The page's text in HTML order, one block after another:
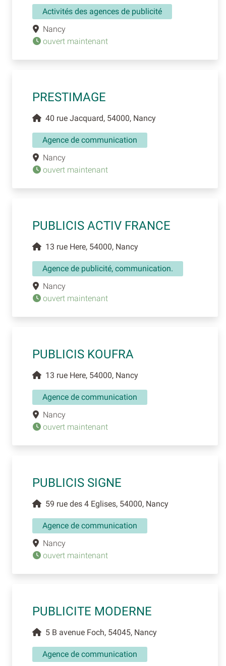
Activités des agences de publicité
Nancy
ouvert maintenant
PRESTIMAGE
40 rue Jacquard, 54000, Nancy
Agence de communication
Nancy
ouvert maintenant
PUBLICIS ACTIV FRANCE
13 rue Here, 54000, Nancy
Agence de publicité, communication.
Nancy
ouvert maintenant
PUBLICIS KOUFRA
13 rue Here, 54000, Nancy
Agence de communication
Nancy
ouvert maintenant
PUBLICIS SIGNE
59 rue des 4 Eglises, 54000, Nancy
Agence de communication
Nancy
ouvert maintenant
PUBLICITE MODERNE
5 B avenue Foch, 54045, Nancy
Agence de communication